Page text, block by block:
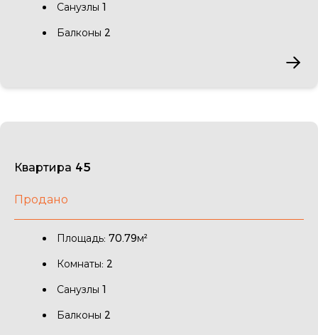
Санузлы 1
Балконы 2
Квартира 45
Продано
Площадь: 70.79м²
Комнаты: 2
Санузлы 1
Балконы 2